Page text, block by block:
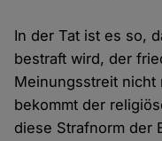
In der Tat ist es so,
bestraft wird, der
Meinungsstreit nicht
bekommt der
diese Strafnorm der